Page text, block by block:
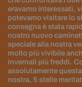
eravamo interessati,
potevamo visitare lo
consegna è stata
nostro nuovo
speciale alla nostra
molto più vivibile
invernali più freddi.
assolutamente
nostra, 5 stelle